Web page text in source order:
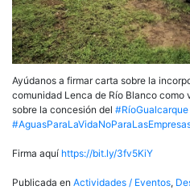
Ayúdanos a firmar carta sobre la
comunidad Lenca de Río Blanco
sobre la concesión del #RíoGualcarque
Firma aquí https://bit.ly/3fv5KiY
Publicada en Actividades / Eventos,